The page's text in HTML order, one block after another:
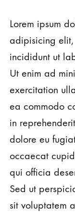
eLorem ipsum
adipisicing
incididunt ut
Ut enim ad
exercitation
ea commodo
in
dolore eu
occaecat
qui officia
Sed ut
sit voluptatem